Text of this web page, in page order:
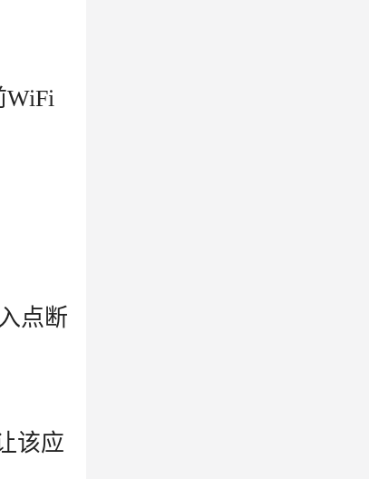
WiFi
点断
该应